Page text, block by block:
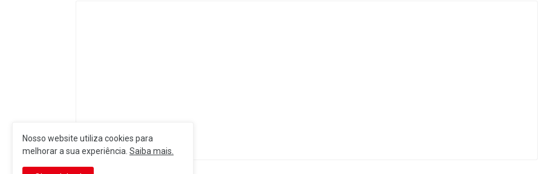
Nosso website utiliza cookies para
melhorar a sua experiência. Saiba mais.